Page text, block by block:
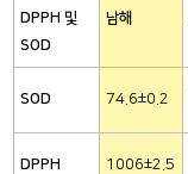
DPPH 및
SOD
남해
SOD 74.6±0.2
DPPH 1006±2.5